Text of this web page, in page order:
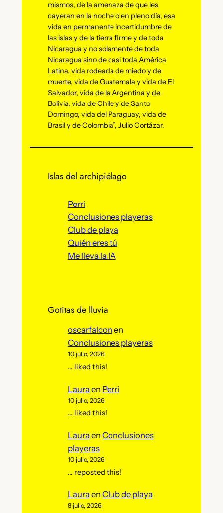
mismos, de la amenaza de que les
cayeran en la noche o en pleno día, esa
vida en permanente incertidumbre de
las islas y de la tierra firme y de toda
Nicaragua y no solamente de toda
Nicaragua sino de casi toda América
Latina, vida rodeada de miedo y de
muerte, vida de Guatemala y vida de El
Salvador, vida de la Argentina y de
Bolivia, vida de Chile y de Santo
Domingo, vida del Paraguay, vida de
Brasil y de Colombia”, Julio Cortázar.
Islas del archipiélago
Perri
Conclusiones playeras
Club de playa
Quién eres tú
Me lleva la IA
Gotitas de lluvia
oscarfalcon en
Conclusiones playeras
10 julio, 2026
… liked this!
Laura en Perri
10 julio, 2026
… liked this!
Laura en Conclusiones
playeras
10 julio, 2026
… reposted this!
Laura en Club de playa
8 julio, 2026